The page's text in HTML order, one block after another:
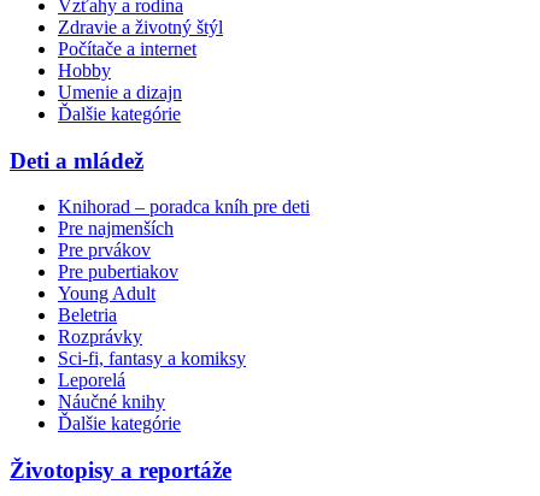
Vzťahy a rodina
Zdravie a životný štýl
Počítače a internet
Hobby
Umenie a dizajn
Ďalšie kategórie
Deti a mládež
Knihorad – poradca kníh pre deti
Pre najmenších
Pre prvákov
Pre pubertiakov
Young Adult
Beletria
Rozprávky
Sci-fi, fantasy a komiksy
Leporelá
Náučné knihy
Ďalšie kategórie
Životopisy a reportáže